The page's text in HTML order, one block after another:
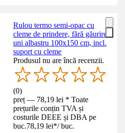
Rulou termo semi-opac cu
cleme de prindere, fără găurire,
uni albastru 100x150 cm, incl.
suport cu cleme
Produsul nu are încă recenzii.
(0)
preț — 78,19 lei * Toate
prețurile conțin TVA și
costurile DEEE și DBA pe
buc.78,19 lei*/ buc.